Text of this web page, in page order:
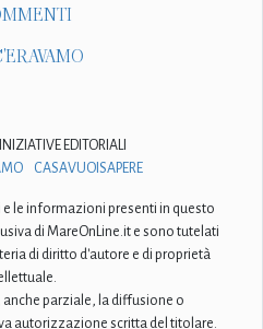
EDITORIALI
CASAVUOISAPERE
e le informazioni presenti in questo
di MareOnLine.it e sono tutelati
di diritto d'autore e di proprietà
anche parziale, la diffusione o
autorizzazione scritta del titolare.